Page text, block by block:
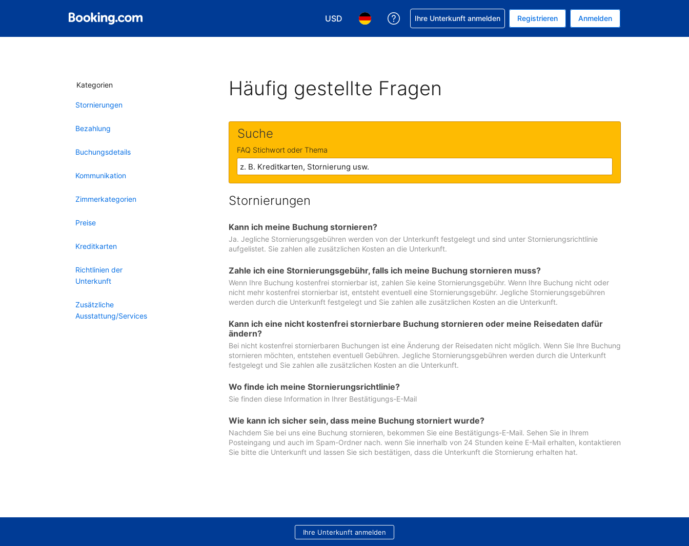
USD
Wählen Sie Ihre Währung. Ihre aktuelle Währung ist US-Dollar
Wählen Sie Ihre Sprache. Ihre aktuelle Sprache ist Deutsch
Hilfe bei Ihrer Buchung erhalten
Ihre Unterkunft anmelden Registrieren Anmelden
Kategorien
Stornierungen
Bezahlung
Buchungsdetails
Kommunikation
Zimmerkategorien
Preise
Kreditkarten
Richtlinien der
Unterkunft
Zusätzliche
Ausstattung/Services
Häufig gestellte Fragen
Suche
FAQ Stichwort oder Thema
Stornierungen
Kann ich meine Buchung stornieren?
Ja. Jegliche Stornierungsgebühren werden von der Unterkunft festgelegt und sind unter Stornierungsrichtlinie
aufgelistet. Sie zahlen alle zusätzlichen Kosten an die Unterkunft.
Zahle ich eine Stornierungsgebühr, falls ich meine Buchung stornieren muss?
Wenn Ihre Buchung kostenfrei stornierbar ist, zahlen Sie keine Stornierungsgebühr. Wenn Ihre Buchung nicht oder
nicht mehr kostenfrei stornierbar ist, entsteht eventuell eine Stornierungsgebühr. Jegliche Stornierungsgebühren
werden durch die Unterkunft festgelegt und Sie zahlen alle zusätzlichen Kosten an die Unterkunft.
Kann ich eine nicht kostenfrei stornierbare Buchung stornieren oder meine Reisedaten dafür
ändern?
Bei nicht kostenfrei stornierbaren Buchungen ist eine Änderung der Reisedaten nicht möglich. Wenn Sie Ihre Buchung
stornieren möchten, entstehen eventuell Gebühren. Jegliche Stornierungsgebühren werden durch die Unterkunft
festgelegt und Sie zahlen alle zusätzlichen Kosten an die Unterkunft.
Wo finde ich meine Stornierungsrichtlinie?
Sie finden diese Information in Ihrer Bestätigungs-E-Mail
Wie kann ich sicher sein, dass meine Buchung storniert wurde?
Nachdem Sie bei uns eine Buchung stornieren, bekommen Sie eine Bestätigungs-E-Mail. Sehen Sie in Ihrem
Posteingang und auch im Spam-Ordner nach. wenn Sie innerhalb von 24 Stunden keine E-Mail erhalten, kontaktieren
Sie bitte die Unterkunft und lassen Sie sich bestätigen, dass die Unterkunft die Stornierung erhalten hat.
Ihre Unterkunft anmelden